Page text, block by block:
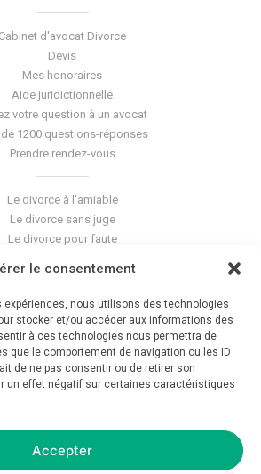
le consentement
expériences, nous utilisons des technologies
stocker et/ou accéder aux informations des
à ces technologies nous permettra de
que le comportement de navigation ou les ID
de ne pas consentir ou de retirer son
un effet négatif sur certaines caractéristiques
Accepter
Cabinet d'avocat Divorce
Devis
Mes honoraires
Aide juridictionnelle
votre question à un avocat
de 1200 questions-réponses
Prendre rendez-vous
Le divorce à l'amiable
Le divorce sans juge
Le divorce pour faute
La séparation de corps
violences conjugales
Le blog du cabinet
Glossaire
Crédits